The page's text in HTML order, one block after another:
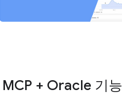
+ Oracle 기능